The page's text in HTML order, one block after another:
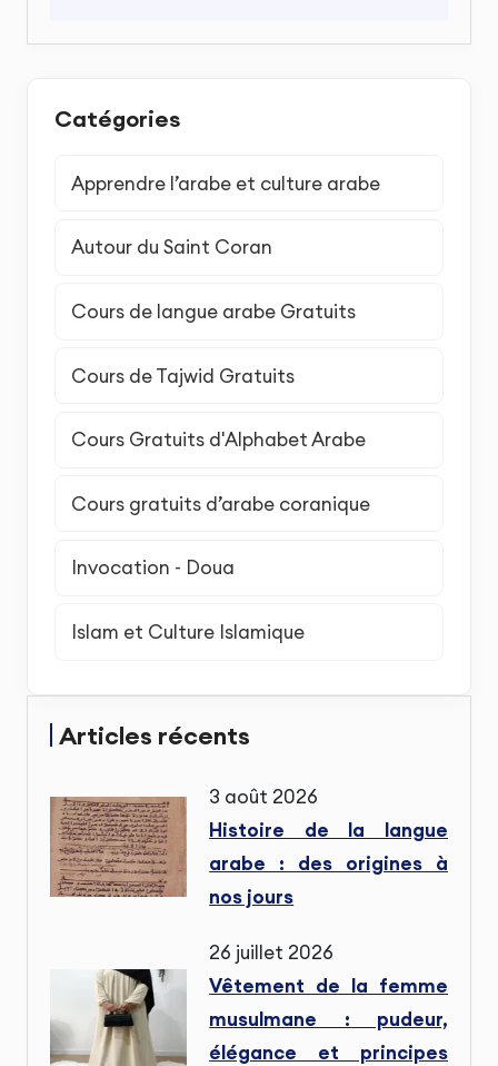
Catégories
Apprendre l’arabe et culture arabe
Autour du Saint Coran
Cours de langue arabe Gratuits
Cours de Tajwid Gratuits
Cours Gratuits d'Alphabet Arabe
Cours gratuits d’arabe coranique
Invocation - Doua
Islam et Culture Islamique
Articles récents
3 août 2026
Histoire de la langue
arabe : des origines à
nos jours
26 juillet 2026
Vêtement de la femme
musulmane : pudeur,
élégance et principes